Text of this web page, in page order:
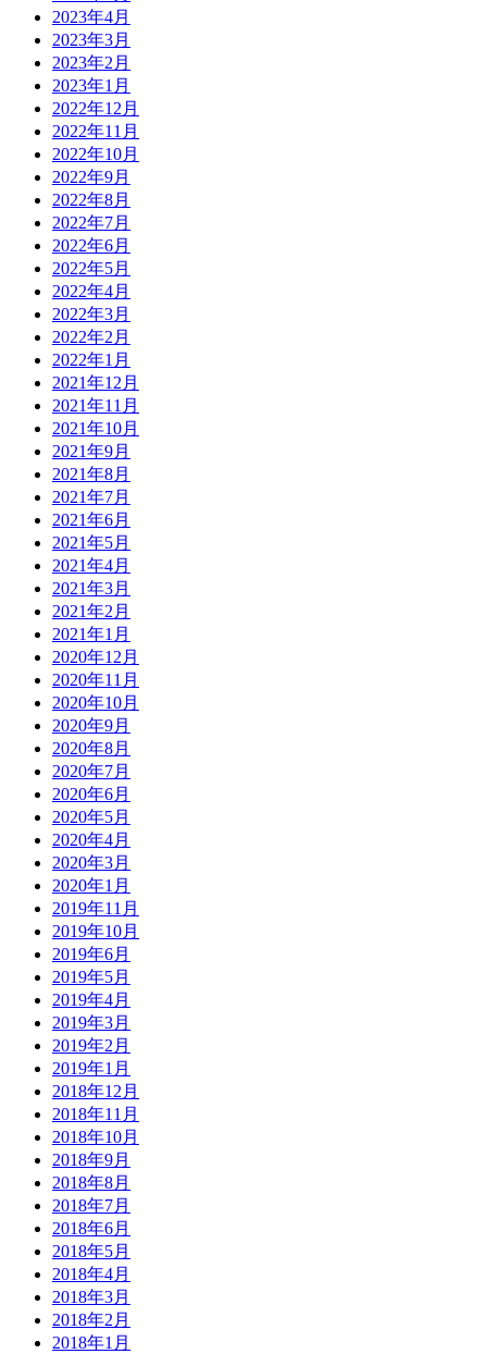
2023年4月
2023年3月
2023年2月
2023年1月
2022年12月
2022年11月
2022年10月
2022年9月
2022年8月
2022年7月
2022年6月
2022年5月
2022年4月
2022年3月
2022年2月
2022年1月
2021年12月
2021年11月
2021年10月
2021年9月
2021年8月
2021年7月
2021年6月
2021年5月
2021年4月
2021年3月
2021年2月
2021年1月
2020年12月
2020年11月
2020年10月
2020年9月
2020年8月
2020年7月
2020年6月
2020年5月
2020年4月
2020年3月
2020年1月
2019年11月
2019年10月
2019年6月
2019年5月
2019年4月
2019年3月
2019年2月
2019年1月
2018年12月
2018年11月
2018年10月
2018年9月
2018年8月
2018年7月
2018年6月
2018年5月
2018年4月
2018年3月
2018年2月
2018年1月